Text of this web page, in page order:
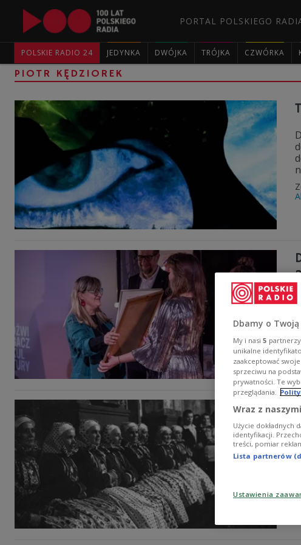
PORTAL POLSKIEGO
POLSKIE RADIO 24 JEDYNKA DWÓJKA TRÓJKA CZWÓRKA
PIOTR KĘDZIOREK
Dbamy o
My i nasi 5
unikalne
zaakceptować
sprzeciwu na
prywatności. Te
przeglądania.
Wraz z
Użycie dokładnych
identyfikacji.
treści, pomiar
Lista partnerów
Ustawienia